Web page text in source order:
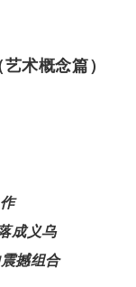
术概念篇）
成义乌
撼组合